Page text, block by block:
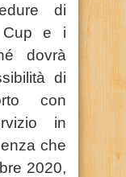
di
Cup e i
dovrà
di
con
in
che
2020,